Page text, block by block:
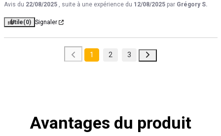
Avis du 22/08/2025 , suite à une expérience du 12/08/2025 par Grégory S.
Utile(0) Signaler
1 2 3
Avantages du produit